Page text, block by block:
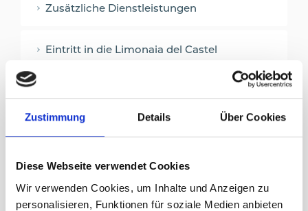
Zustimmung Details Über Cookies
Diese Webseite verwendet Cookies
Wir verwenden Cookies, um Inhalte und Anzeigen zu
personalisieren, Funktionen für soziale Medien anbieten
Zusätzliche Dienstleistungen
Eintritt in die Limonaia del Castel
Pool mit Panoramablick